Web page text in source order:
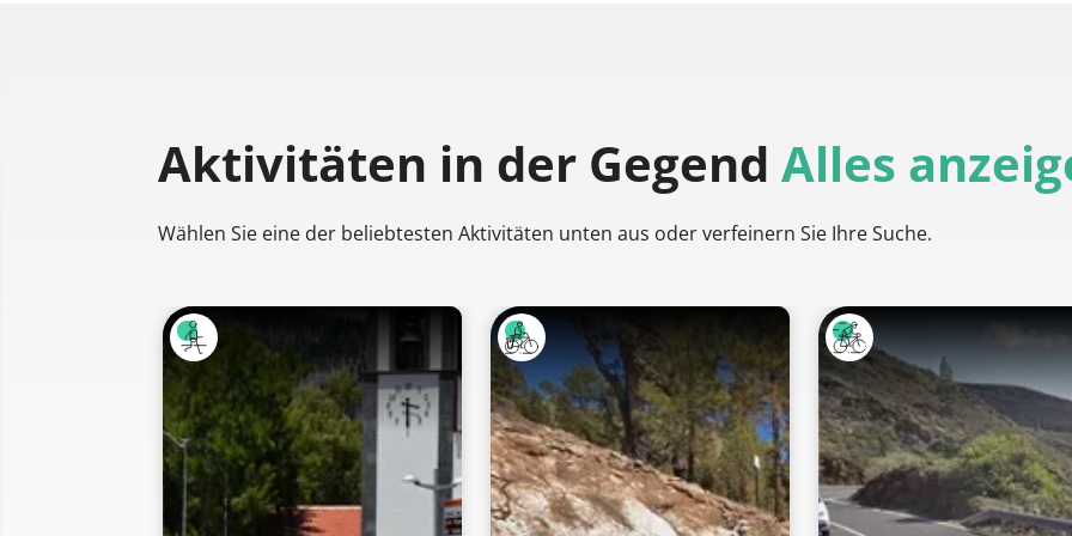
Aktivitäten in der Gegend Alles
Wählen Sie eine der beliebtesten Aktivitäten unten aus oder verfeinern Sie Ihre Suche.